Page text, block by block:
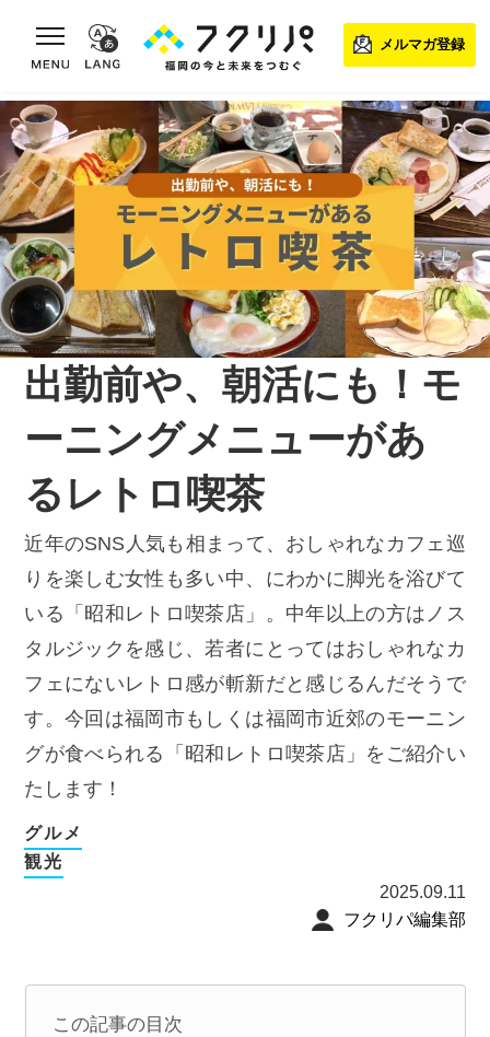
toggle navigation
メルマガ登録
出勤前や、朝活にも！モ
ーニングメニューがあ
るレトロ喫茶
近年のSNS人気も相まって、おしゃれなカフェ巡
りを楽しむ女性も多い中、にわかに脚光を浴びて
いる「昭和レトロ喫茶店」。中年以上の方はノス
タルジックを感じ、若者にとってはおしゃれなカ
フェにないレトロ感が斬新だと感じるんだそうで
す。今回は福岡市もしくは福岡市近郊のモーニン
グが食べられる「昭和レトロ喫茶店」をご紹介い
たします！
グルメ
観光
2025.09.11
フクリパ編集部
この記事の目次